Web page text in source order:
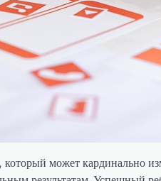
может кардинально